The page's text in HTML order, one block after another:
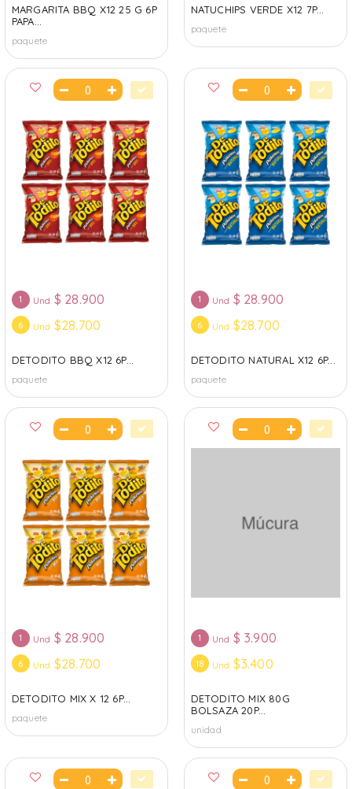
MARGARITA BBQ X12 25 G 6P
PAPA...
paquete
NATUCHIPS VERDE X12 7P...
paquete
1 Und $ 28.900
6 Und $28.700
DETODITO BBQ X12 6P...
paquete
1 Und $ 28.900
6 Und $28.700
DETODITO NATURAL X12 6P...
paquete
1 Und $ 28.900
6 Und $28.700
DETODITO MIX X 12 6P...
paquete
1 Und $ 3.900
18 Und $3.400
DETODITO MIX 80G
BOLSAZA 20P...
unidad